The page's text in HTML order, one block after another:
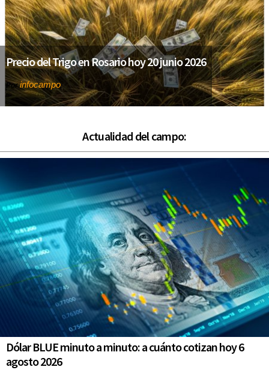
Precio del Trigo en Rosario hoy 20 junio 2026
Porinfocampo
Actualidad del campo:
Dólar BLUE minuto a minuto: a cuánto cotizan hoy 6
agosto 2026